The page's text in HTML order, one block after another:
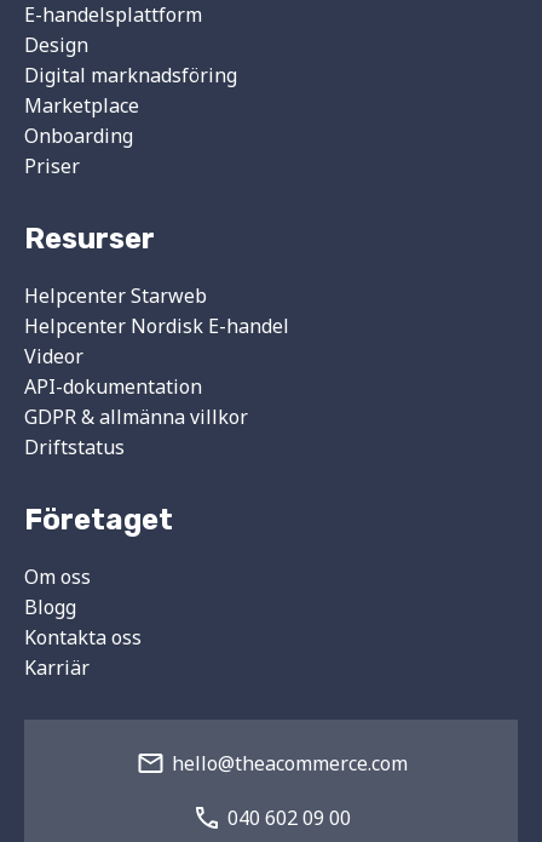
E-handelsplattform
Design
Digital marknadsföring
Marketplace
Onboarding
Priser
Resurser
Helpcenter Starweb
Helpcenter Nordisk E-handel
Videor
API-dokumentation
GDPR & allmänna villkor
Driftstatus
Företaget
Om oss
Blogg
Kontakta oss
Karriär
hello@theacommerce.com
040 602 09 00